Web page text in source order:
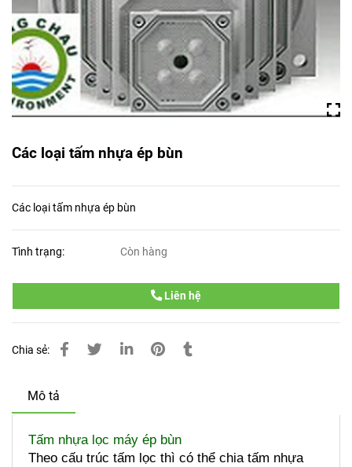
Các loại tấm nhựa ép bùn
Các loại tấm nhựa ép bùn
Tình trạng: Còn hàng
Liên hệ
Chia sẻ:
Mô tả
Tấm nhựa lọc máy ép bùn
Theo cấu trúc tấm lọc thì có thể chia tấm nhựa